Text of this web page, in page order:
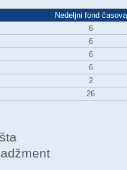
Nedeljni fond časova
6
6
6
6
2
26